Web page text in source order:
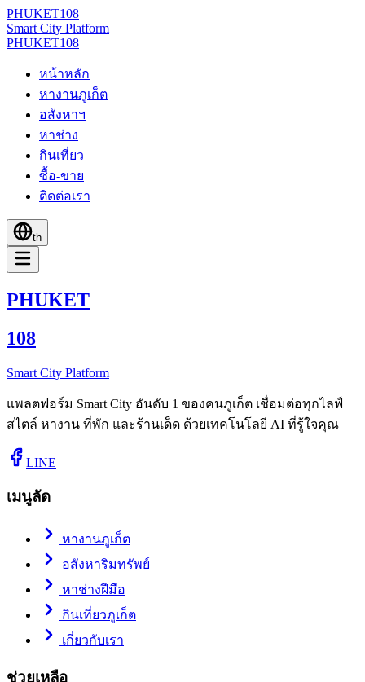
PHUKET108
Smart City Platform
PHUKET108
หน้าหลัก
หางานภูเก็ต
อสังหาฯ
หาช่าง
กินเที่ยว
ซื้อ-ขาย
ติดต่อเรา
th
PHUKET
108
Smart City Platform
แพลตฟอร์ม Smart City อันดับ 1 ของคนภูเก็ต เชื่อมต่อทุกไลฟ์
สไตล์ หางาน ที่พัก และร้านเด็ด ด้วยเทคโนโลยี AI ที่รู้ใจคุณ
LINE
เมนูลัด
หางานภูเก็ต
อสังหาริมทรัพย์
หาช่างฝีมือ
กินเที่ยวภูเก็ต
เกี่ยวกับเรา
ช่วยเหลือ